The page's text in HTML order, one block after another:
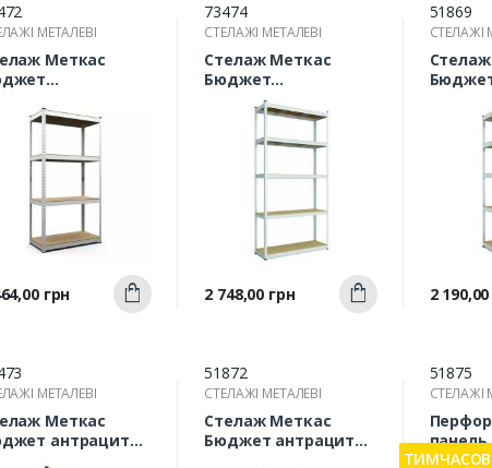
МЕТАЛЕВІ
Меткас
кг/полицю, 4
МДФ,
Швидкий
перегляд
грн Купити
73474
СТЕЛАЖІ МЕТАЛЕВІ
Стелаж Меткас
Бюджет
(1800х1200х400 мм)
150 кг/полицю, 5
полиць, МДФ,
оцинкований,
металевий
Швидкий
перегляд
Ціна
2 748,00 грн Купити
51869
СТЕЛАЖІ
175
Ціна
2
МЕТАЛЕВІ
Меткас
антрацит
51872
СТЕЛАЖІ МЕТАЛЕВІ
Стелаж Меткас
Бюджет антрацит
51875
СТЕЛАЖІ